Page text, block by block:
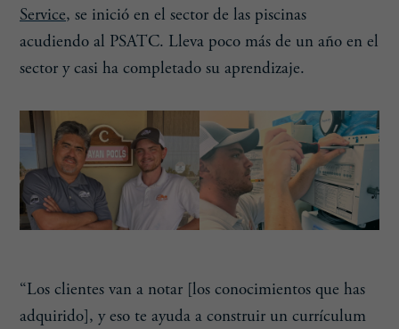
Service, se inició en el sector de las piscinas
acudiendo al PSATC. Lleva poco más de un año en el
sector y casi ha completado su aprendizaje.
“Los clientes van a notar [los conocimientos que has
adquirido], y eso te ayuda a construir un currículum